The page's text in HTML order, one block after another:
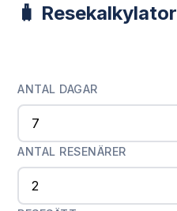
🧳 Resekalkylator
ANTAL DAGAR
ANTAL RESENÄRER